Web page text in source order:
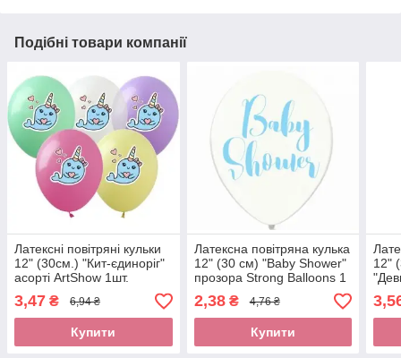
Подібні товари компанії
Латексні повітряні кульки
12" (30см.) "Кит-єдиноріг"
асорті ArtShow 1шт.
3,47 ₴ 6,94 ₴
Купити
Латексна повітряна кулька
12" (30 см) "Baby Shower"
прозора Strong Balloons 1
шт
2,38₴ 4,76 ₴
Купити
12"
шт.